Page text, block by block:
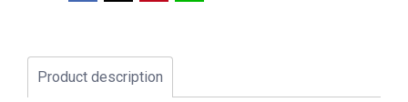
Product description